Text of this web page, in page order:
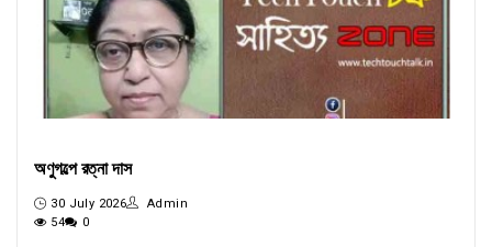
অণুগল্পে রত্না দাস
30 July 2026
Admin
54
0